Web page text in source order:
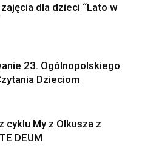
dla dzieci “Lato w
23. Ogólnopolskiego
Dzieciom
cyklu My z Olkusza z
DEUM